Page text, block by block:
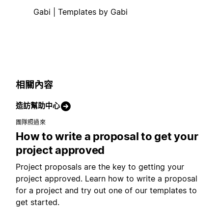
Gabi | Templates by Gabi
相關內容
造訪幫助中心
團隊照過來
How to write a proposal to get your
project approved
Project proposals are the key to getting your
project approved. Learn how to write a proposal
for a project and try out one of our templates to
get started.